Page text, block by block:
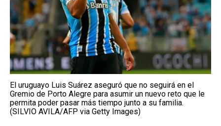
El uruguayo Luis Suárez aseguró que no seguirá en el
Gremio de Porto Alegre para asumir un nuevo reto que le
permita poder pasar más tiempo junto a su familia.
(SILVIO AVILA/AFP via Getty Images)